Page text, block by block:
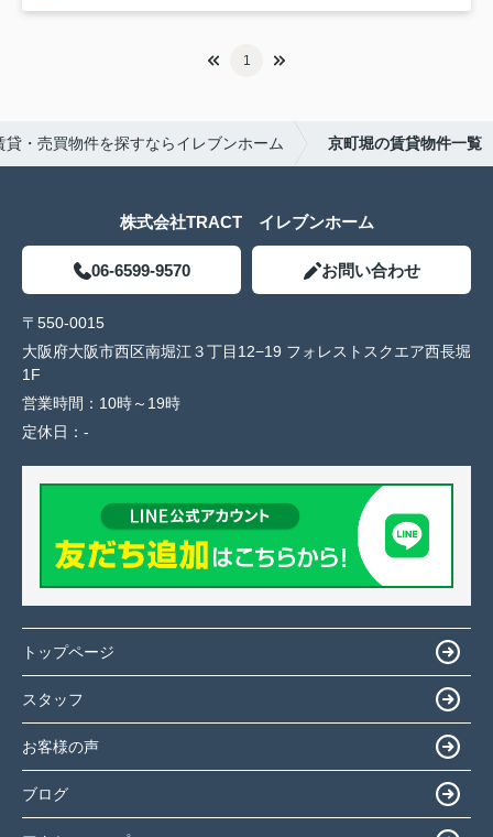
1
貸・売買物件を探すならイレブンホーム 京町堀の賃貸物件一覧
株式会社TRACT イレブンホーム
06-6599-9570 お問い合わせ
〒550-0015
大阪府大阪市西区南堀江３丁目12−19 フォレストスクエア西長堀
1F
営業時間： 10時～19時
定休日： -
トップページ
スタッフ
お客様の声
ブログ